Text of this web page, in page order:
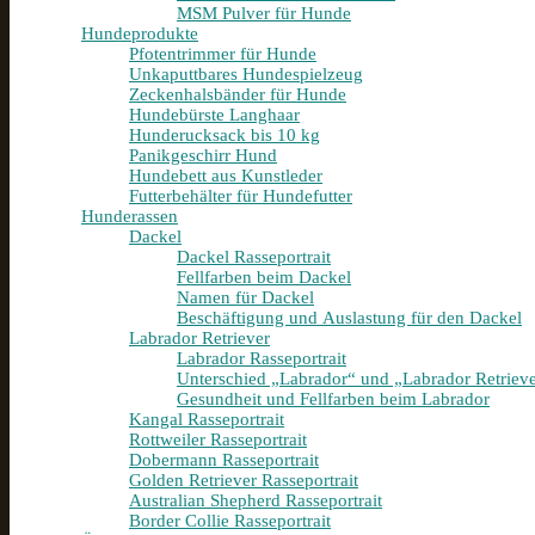
MSM Pulver für Hunde
Hundeprodukte
Pfotentrimmer für Hunde
Unkaputtbares Hundespielzeug
Zeckenhalsbänder für Hunde
Hundebürste Langhaar
Hunderucksack bis 10 kg
Panikgeschirr Hund
Hundebett aus Kunstleder
Futterbehälter für Hundefutter
Hunderassen
Dackel
Dackel Rasseportrait
Fellfarben beim Dackel
Namen für Dackel
Beschäftigung und Auslastung für den Dackel
Labrador Retriever
Labrador Rasseportrait
Unterschied „Labrador“ und „Labrador
Gesundheit und Fellfarben beim Labrador
Kangal Rasseportrait
Rottweiler Rasseportrait
Dobermann Rasseportrait
Golden Retriever Rasseportrait
Australian Shepherd Rasseportrait
Border Collie Rasseportrait